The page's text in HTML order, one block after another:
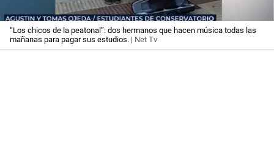
“Los chicos de la peatonal”: dos hermanos que hacen música todas las
mañanas para pagar sus estudios. | Net Tv